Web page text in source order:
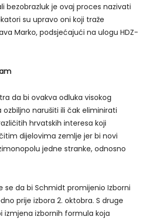
bezobrazluk je ovaj proces nazivati
su upravo oni koji traže
Marko, podsjećajući na ulogu HDZ-
da bi ovakva odluka visokog
narušiti ili čak eliminirati
hrvatskih interesa koji
dijelovima zemlje jer bi novi
jedne stranke, odnosno
se da bi Schmidt promijenio Izborni
prije izbora 2. oktobra. S druge
izmjena izbornih formula koja